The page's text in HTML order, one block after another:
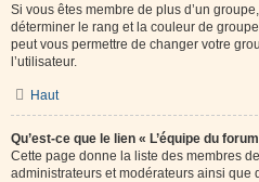
Si vous êtes membre de plus d’un
déterminer le rang et la couleur de
peut vous permettre de changer votre
l’utilisateur.
Haut
Qu’est-ce que le lien « L’équipe du
Cette page donne la liste des membres
administrateurs et modérateurs ainsi que